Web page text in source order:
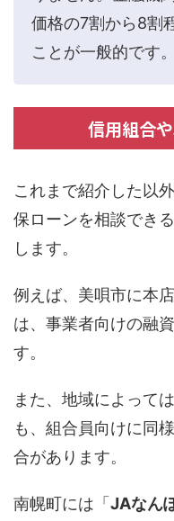
価格の7割から8割
ことが一般的です。
信用組合
これまで紹介した以
保ローンを相談でき
します。
例えば、美唄市に本
は、事業者向けの融
す。
また、地域によっては
も、組合員向けに同
合があります。
南幌町には「 JAなん